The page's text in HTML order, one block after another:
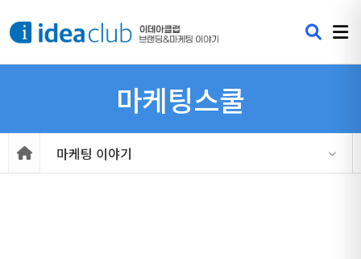
마케팅스쿨
마케팅 이야기